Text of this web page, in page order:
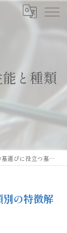
と種類
びに役立つ墓石性能と種類別の特徴解説
別の特徴解